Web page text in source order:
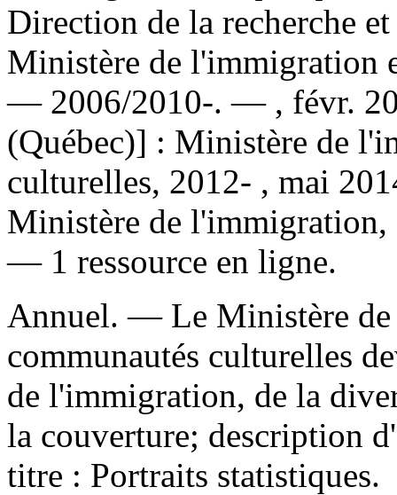
Direction de la recherche
Ministère de l'immigration
— 2006/2010-. — , févr.
(Québec)] : Ministère de
culturelles, 2012- , mai
Ministère de
— 1 ressource en ligne.
Annuel. — Le Ministère
communautés culturelles
de l'immigration, de la
la couverture; description
titre : Portraits statistiques.